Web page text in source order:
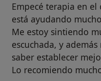
Empecé terapia en el
está ayudando
Me estoy sintiendo
escuchada, y
saber establecer
Lo recomiendo